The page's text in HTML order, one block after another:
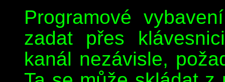
Programové
zadat přes
kanál nezávisle,